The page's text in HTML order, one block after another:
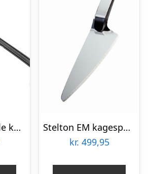
Sagaform Estelle kagespade
Stelton EM kagespade : Erling Christensen Møbler
kr. 499,95